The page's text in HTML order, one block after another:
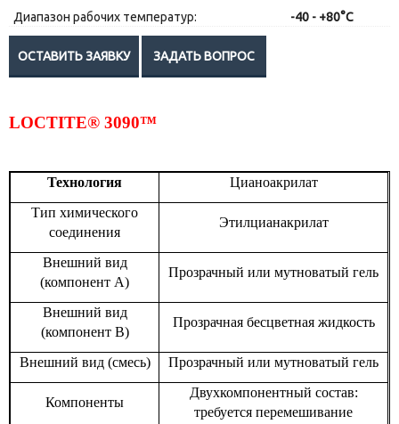
Диапазон рабочих температур:
-40 - +80°С
LOCTITE® 3090™
Технология
Цианоакрилат
Тип химического
соединения
Этилцианакрилат
Внешний вид
(компонент A)
Прозрачный или мутноватый гель
Внешний вид
(компонент В)
Прозрачная бесцветная жидкость
Внешний вид (смесь) Прозрачный или мутноватый гель
Компоненты
Двухкомпонентный состав:
требуется перемешивание